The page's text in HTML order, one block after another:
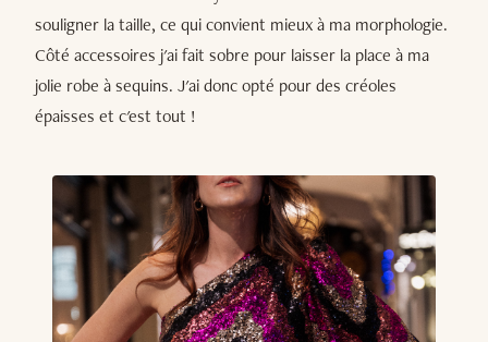
souligner la taille, ce qui convient mieux à ma morphologie.
Côté accessoires j'ai fait sobre pour laisser la place à ma
jolie robe à sequins. J'ai donc opté pour des créoles
épaisses et c'est tout !